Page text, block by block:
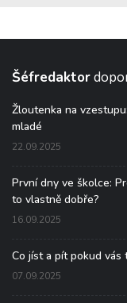
Šéfredaktor
Žloutenka na
mladé
22.09.2025
První dny ve školce:
to vlastně dobře?
16.09.2025
Co jíst a pít pokud vás
07.09.2025